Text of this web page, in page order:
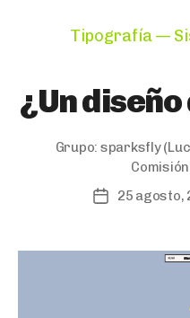
Tipografía —
¿Un
Grupo: sparksfly
Post25 agosto,